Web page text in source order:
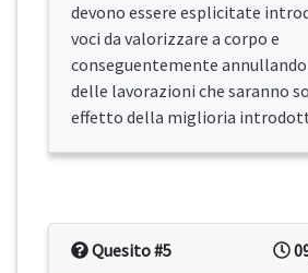
devono essere esplicitate
voci da valorizzare a corpo e
conseguentemente
delle lavorazioni che saranno
effetto della miglioria
Quesito #5